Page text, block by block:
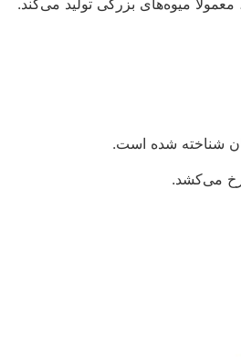
شناخته شده است.
رخ می‌کشد.